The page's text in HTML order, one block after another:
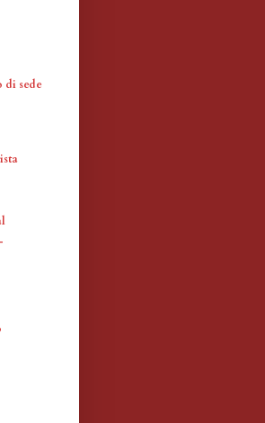
di sede